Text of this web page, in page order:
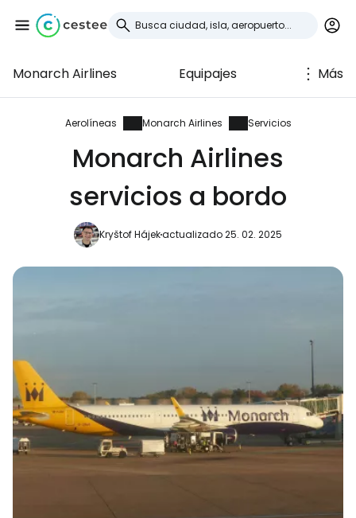
Monarch Airlines Equipajes Más
Aerolíneas Monarch Airlines Servicios
Monarch Airlines
servicios a bordo
Kryštof Hájekactualizado 25. 02. 2025
Iniciar sesión en
Cestee
... la comunidad mundial de viajeros